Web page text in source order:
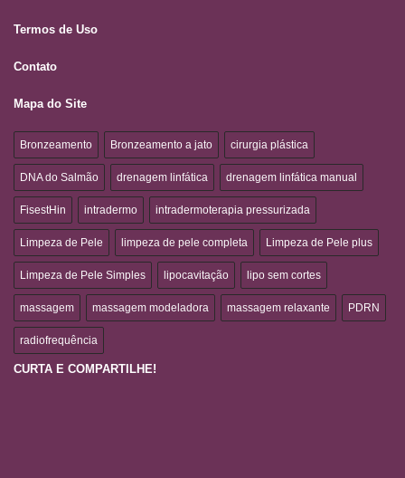
Termos de Uso
Contato
Mapa do Site
Bronzeamento Bronzeamento a jato cirurgia plástica
DNA do Salmão drenagem linfática drenagem linfática manual
FisestHin intradermo intradermoterapia pressurizada
Limpeza de Pele limpeza de pele completa Limpeza de Pele plus
Limpeza de Pele Simples lipocavitação lipo sem cortes
massagem massagem modeladora massagem relaxante PDRN
radiofrequência
CURTA E COMPARTILHE!